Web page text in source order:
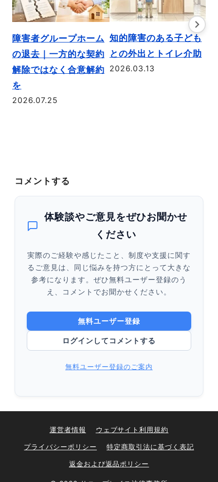
障害者グループホーム
の退去｜一方的な契約
解除ではなく合意解約
を
2026.07.25
知的障害のある子ども
との外出とトイレ介助
2026.03.13
コメントする
体験談やご意見をぜひお聞かせ
ください
実際のご経験や感じたこと、制度や支援に関す
るご意見は、同じ悩みを持つ方にとって大きな
参考になります。ぜひ無料ユーザー登録のう
え、コメントでお聞かせください。
無料ユーザー登録
ログインしてコメントする
無料ユーザー登録のご案内
運営者情報 ウェブサイト利用規約
プライバシーポリシー 特定商取引法に基づく表記
返金および返品ポリシー